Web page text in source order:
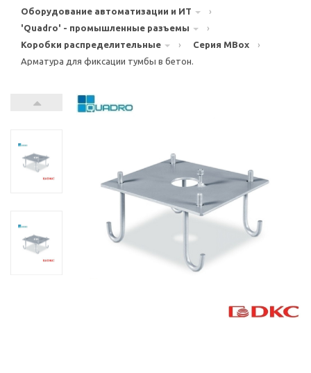
Оборудование автоматизации и ИТ
›
'Quadro' - промышленные разъемы
›
Коробки распределительные
› Серия MBox
›
Арматура для фиксации тумбы в бетон.